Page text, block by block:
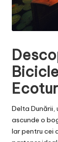
Delta Dunării,
ascunde o
Iar pentru cei